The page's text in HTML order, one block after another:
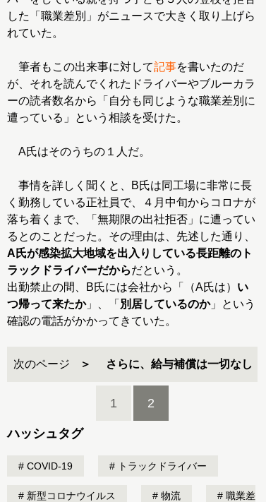
した「職業差別」がニュースで大きく取り上げら
れていた。
筆者もこの出来事に対して記事を書いたのだ
が、それを読んでくれたドライバーやブルーカラ
ーの読者数名から「自分も同じような職業差別に
遭っている」という相談を受けた。
A氏はそのうちの１人だ。
事情を詳しく聞くと、B氏は同工場に非常に長
く勤務している正社員で、４月中旬からコロナが
落ち着くまで、「無期限の出社拒否」に遭ってい
るとのことだった。その理由は、先述した通り、
A氏が感染拡大地域を出入りしている長距離のト
ラックドライバーだからだという。
出勤禁止の間、B氏には会社から「（A氏は） い
つ帰って来たか」、「 別居しているのか」という
確認の電話がかかってきていた。
次のページ さらに、給与補償は一切なし
1 2
ハッシュタグ
COVID-19 トラックドライバー
新型コロナウイルス 物流 職業差